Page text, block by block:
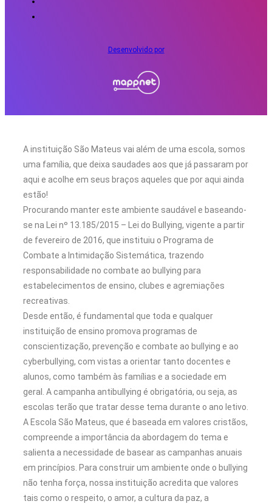
Desenvolvido por
A instituição São Mateus vai além de uma escola, somos
uma família, que deixa saudades aos que já passaram por
aqui e acolhe em seus braços aqueles que por aqui ainda
estão!
Procurando manter este ambiente saudável e baseando-
se na Lei nº 13.185/2015 – Lei do Bullying, vigente a partir
de fevereiro de 2016, que instituiu o Programa de
Combate a Intimidação Sistemática, trazendo
responsabilidade no combate ao bullying para
estabelecimentos de ensino, clubes e agremiações
recreativas.
Desde então, é fundamental que toda e qualquer
instituição de ensino promova programas de
conscientização, prevenção e combate ao bullying e ao
cyberbullying, com vistas a orientar tanto docentes e
alunos, como também às famílias e a sociedade em
geral. A campanha antibullying é obrigatória, ou seja, as
escolas terão que tratar desse tema durante o ano letivo.
A Escola São Mateus, que é baseada em valores cristãos,
compreende a importância da abordagem do tema e
salienta a necessidade de basear as campanhas anuais
em princípios. Para construir um ambiente onde o bullying
não tenha força, nossa instituição acredita que valores
tais como o respeito, o amor, a cultura da paz, a